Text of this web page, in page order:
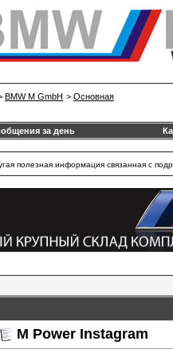
BMW M GmbH > Основная
за день
полезная информация связанная с
M Power Instagram